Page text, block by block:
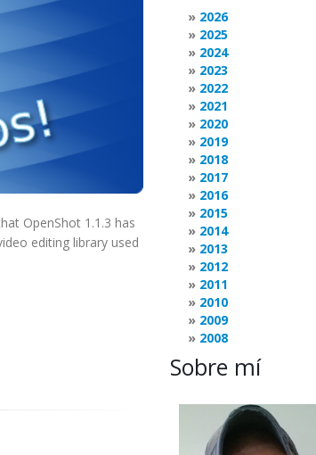
OpenShot 1.1.3 has
editing library used
2026
2025
2024
2023
2022
2021
2020
2019
2018
2017
2016
2015
2014
2013
2012
2011
2010
2009
2008
Sobre mí